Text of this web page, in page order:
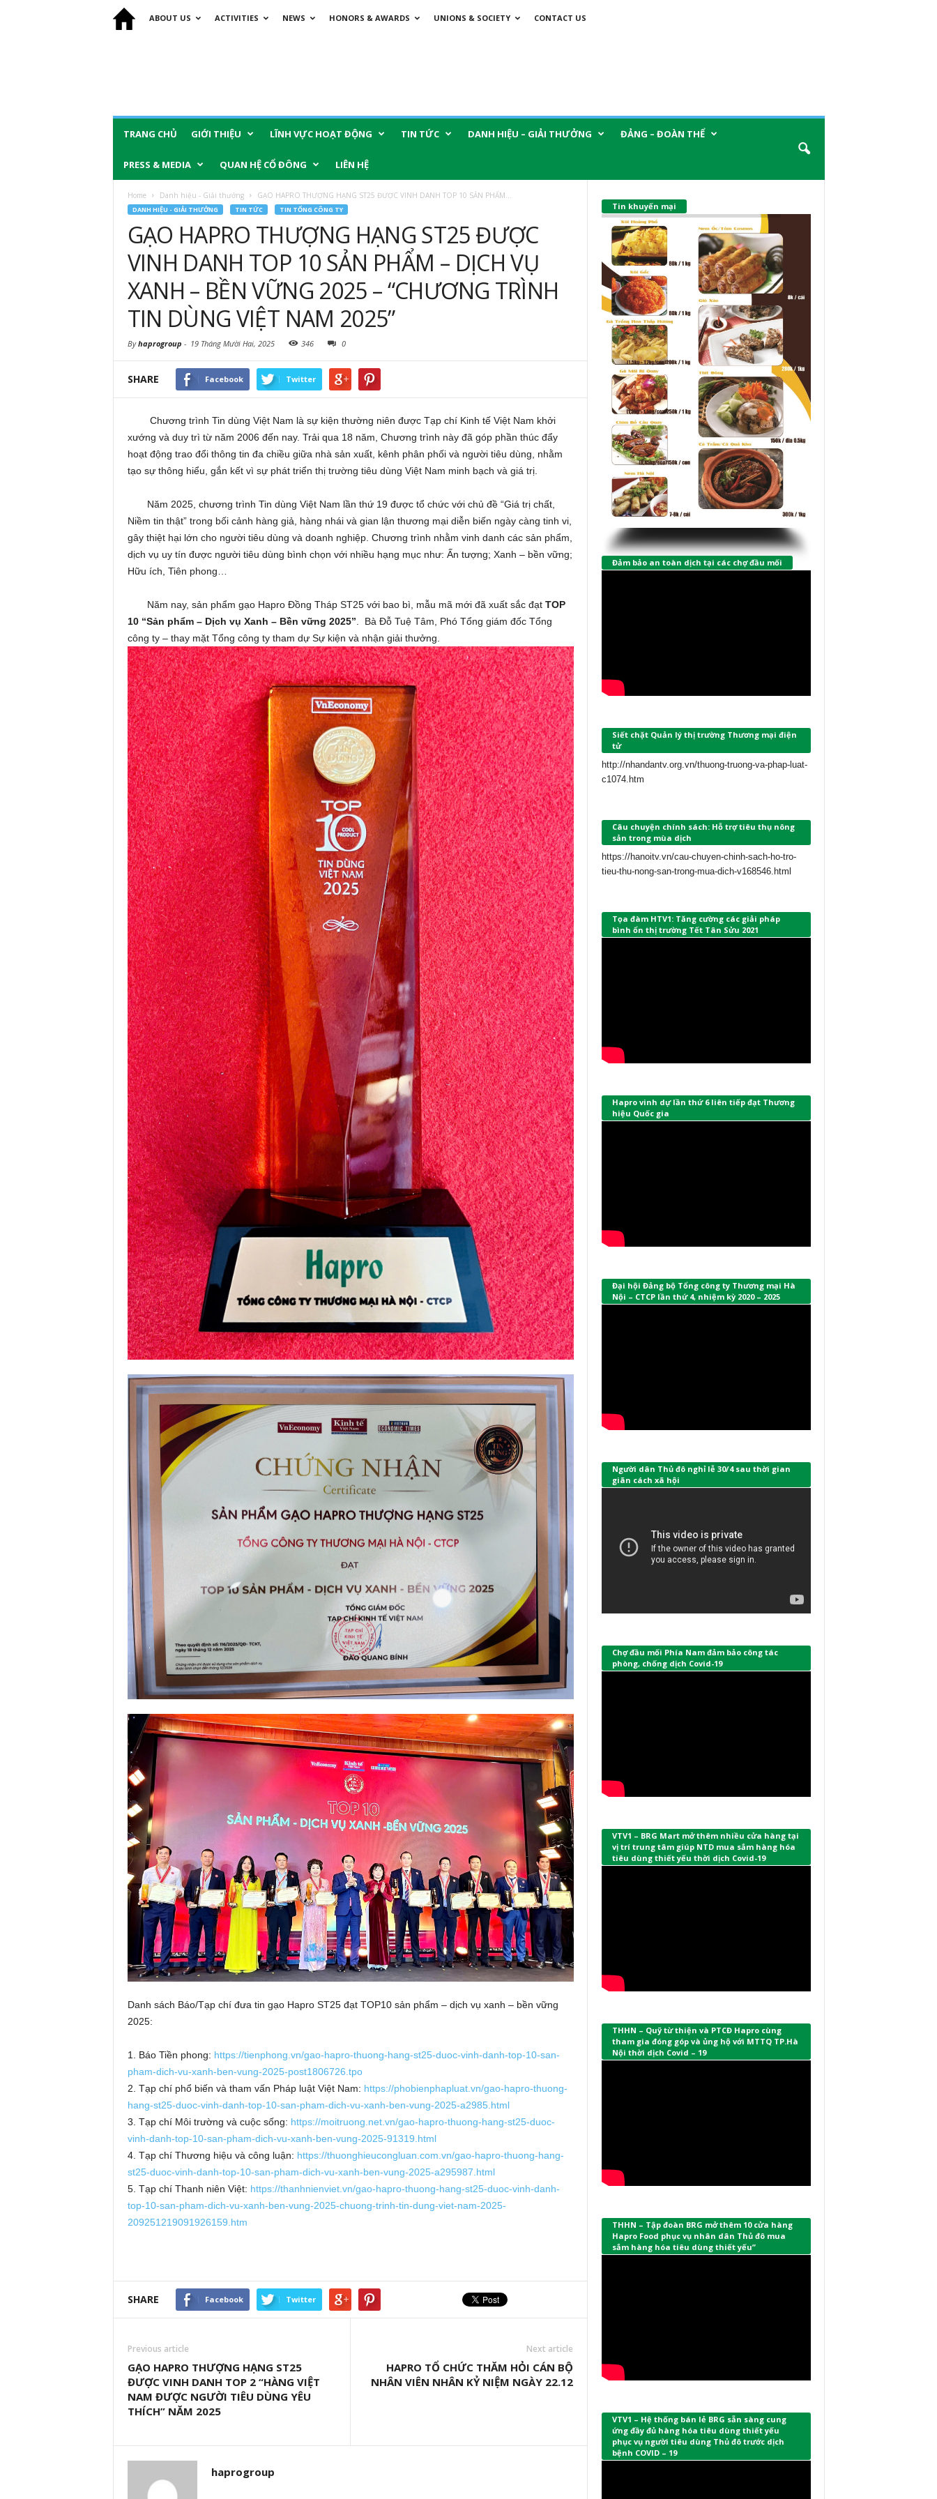
ABOUT US ACTIVITIES NEWS HONORS & AWARDS UNIONS & SOCIETY CONTACT US
TRANG CHỦ GIỚI THIỆU LĨNH VỰC HOẠT ĐỘNG TIN TỨC DANH HIỆU – GIẢI THƯỞNG ĐẢNG – ĐOÀN THỂ
PRESS & MEDIA QUAN HỆ CỔ ĐÔNG LIÊN HỆ
Home Danh hiệu - Giải thưởng GẠO HAPRO THƯỢNG HẠNG ST25 ĐƯỢC VINH DANH TOP 10 SẢN PHẨM...
DANH HIỆU - GIẢI THƯỞNG TIN TỨC TIN TỔNG CÔNG TY
GẠO HAPRO THƯỢNG HẠNG ST25 ĐƯỢC
VINH DANH TOP 10 SẢN PHẨM – DỊCH VỤ
XANH – BỀN VỮNG 2025 – “CHƯƠNG TRÌNH
TIN DÙNG VIỆT NAM 2025”
Byhaprogroup - 19 Tháng Mười Hai, 2025 346 0
SHARE Facebook Twitter
Chương trình Tin dùng Việt Nam là sự kiện thường niên được Tạp chí Kinh tế Việt Nam khởi
xướng và duy trì từ năm 2006 đến nay. Trải qua 18 năm, Chương trình này đã góp phần thúc đẩy
hoạt động trao đổi thông tin đa chiều giữa nhà sản xuất, kênh phân phối và người tiêu dùng, nhằm
tạo sự thông hiểu, gắn kết vì sự phát triển thị trường tiêu dùng Việt Nam minh bạch và giá trị.
Năm 2025, chương trình Tin dùng Việt Nam lần thứ 19 được tổ chức với chủ đề “Giá trị chất,
Niềm tin thật” trong bối cảnh hàng giả, hàng nhái và gian lận thương mại diễn biến ngày càng tinh vi,
gây thiệt hại lớn cho người tiêu dùng và doanh nghiệp. Chương trình nhằm vinh danh các sản phẩm,
dịch vụ uy tín được người tiêu dùng bình chọn với nhiều hạng mục như: Ấn tượng; Xanh – bền vững;
Hữu ích, Tiên phong…
Năm nay, sản phẩm gạo Hapro Đồng Tháp ST25 với bao bì, mẫu mã mới đã xuất sắc đạt TOP
10 “Sản phẩm – Dịch vụ Xanh – Bền vững 2025” . Bà Đỗ Tuệ Tâm, Phó Tổng giám đốc Tổng
công ty – thay mặt Tổng công ty tham dự Sự kiện và nhận giải thưởng.
Danh sách Báo/Tạp chí đưa tin gạo Hapro ST25 đạt TOP10 sản phẩm – dịch vụ xanh – bền vững
2025:
1. Báo Tiền phong: https://tienphong.vn/gao-hapro-thuong-hang-st25-duoc-vinh-danh-top-10-san-
pham-dich-vu-xanh-ben-vung-2025-post1806726.tpo
2. Tạp chí phổ biến và tham vấn Pháp luật Việt Nam: https://phobienphapluat.vn/gao-hapro-thuong-
hang-st25-duoc-vinh-danh-top-10-san-pham-dich-vu-xanh-ben-vung-2025-a2985.html
3. Tạp chí Môi trường và cuộc sống: https://moitruong.net.vn/gao-hapro-thuong-hang-st25-duoc-
vinh-danh-top-10-san-pham-dich-vu-xanh-ben-vung-2025-91319.html
4. Tạp chí Thương hiệu và công luận: https://thuonghieucongluan.com.vn/gao-hapro-thuong-hang-
st25-duoc-vinh-danh-top-10-san-pham-dich-vu-xanh-ben-vung-2025-a295987.html
5. Tạp chí Thanh niên Việt: https://thanhnienviet.vn/gao-hapro-thuong-hang-st25-duoc-vinh-danh-
top-10-san-pham-dich-vu-xanh-ben-vung-2025-chuong-trinh-tin-dung-viet-nam-2025-
209251219091926159.htm
SHARE Facebook Twitter
Previous article
GẠO HAPRO THƯỢNG HẠNG ST25
ĐƯỢC VINH DANH TOP 2 “HÀNG VIỆT
NAM ĐƯỢC NGƯỜI TIÊU DÙNG YÊU
THÍCH” NĂM 2025
Next article
HAPRO TỔ CHỨC THĂM HỎI CÁN BỘ
NHÂN VIÊN NHÂN KỶ NIỆM NGÀY 22.12
haprogroup
Tin khuyến mại
Đảm bảo an toàn dịch tại các chợ đầu mối
Siết chặt Quản lý thị trường Thương mại điện
tử
http://nhandantv.org.vn/thuong-truong-va-phap-luat-
c1074.htm
Câu chuyện chính sách: Hỗ trợ tiêu thụ nông
sản trong mùa dịch
https://hanoitv.vn/cau-chuyen-chinh-sach-ho-tro-
tieu-thu-nong-san-trong-mua-dich-v168546.html
Tọa đàm HTV1: Tăng cường các giải pháp
bình ổn thị trường Tết Tân Sửu 2021
Hapro vinh dự lần thứ 6 liên tiếp đạt Thương
hiệu Quốc gia
Đại hội Đảng bộ Tổng công ty Thương mại Hà
Nội – CTCP lần thứ 4, nhiệm kỳ 2020 – 2025
Người dân Thủ đô nghỉ lễ 30/4 sau thời gian
giãn cách xã hội
Chợ đầu mối Phía Nam đảm bảo công tác
phòng, chống dịch Covid-19
VTV1 – BRG Mart mở thêm nhiều cửa hàng tại
vị trí trung tâm giúp NTD mua sắm hàng hóa
tiêu dùng thiết yếu thời dịch Covid-19
THHN – Quỹ từ thiện và PTCĐ Hapro cùng
tham gia đóng góp và ủng hộ với MTTQ TP.Hà
Nội thời dịch Covid – 19
THHN – Tập đoàn BRG mở thêm 10 cửa hàng
Hapro Food phục vụ nhân dân Thủ đô mua
sắm hàng hóa tiêu dùng thiết yếu”
VTV1 – Hệ thống bán lẻ BRG sẵn sàng cung
ứng đầy đủ hàng hóa tiêu dùng thiết yếu
phục vụ người tiêu dùng Thủ đô trước dịch
bệnh COVID – 19